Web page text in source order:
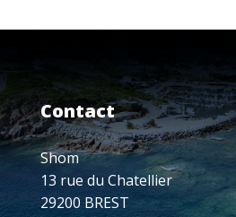
Contact
Shom
13 rue du Chatellier
29200 BREST